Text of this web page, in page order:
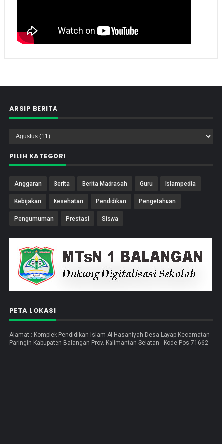
ARSIP BERITA
PILIH KATEGORI
Anggaran Berita Berita Madrasah Guru Islampedia
Kebijakan Kesehatan Pendidikan Pengetahuan
Pengumuman Prestasi Siswa
PETA LOKASI
Alamat : Komplek Pendidikan Islam Al-Hasaniyah Desa Layap Kecamatan
Paringin Kabupaten Balangan Prov. Kalimantan Selatan - Kode Pos 71662